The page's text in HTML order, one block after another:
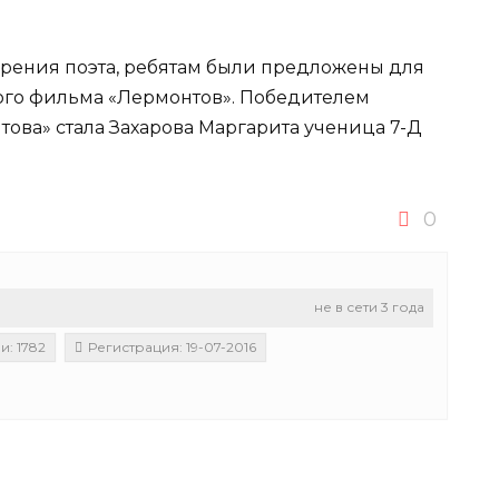
поэта, ребятам были предложены для
фильма «Лермонтов». Победителем
стала Захарова Маргарита ученица 7-Д
0
не в сети 3 года
1782 Регистрация: 19-07-2016